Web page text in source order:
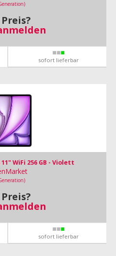
sofort lieferbar
WiFi 256 GB - Violett
sofort lieferbar